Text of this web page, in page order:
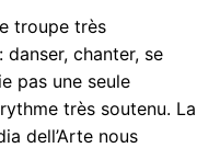
troupe très
chanter, se
pas une seule
très soutenu. La
dell’Arte nous